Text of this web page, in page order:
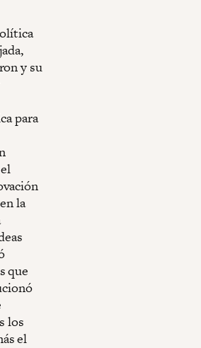
y su
para
la
que
los
el